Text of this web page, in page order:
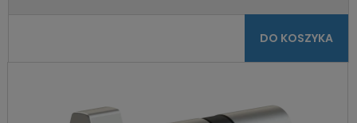
DO KOSZYKA